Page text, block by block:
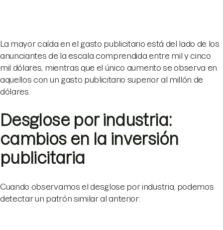
La mayor caída en el gasto publicitario está del lado de los
anunciantes de la escala comprendida entre mil y cinco
mil dólares, mientras que el único aumento se observa en
aquellos con un gasto publicitario superior al millón de
dólares.
Desglose por industria:
cambios en la inversión
publicitaria
Cuando observamos el desglose por industria, podemos
detectar un patrón similar al anterior: